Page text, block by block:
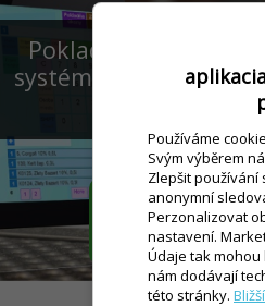
Pokladničný a
systém pre vašu
VIAC INFO
Používáme
Svým výběrem
Zlepšit
anonymní
Perzonalizovat
nastavení.
Údaje tak
nám dodávají
této stránky.